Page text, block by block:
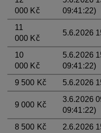
000 Kč
09:41:22)
11
000 Kč
5.6.2026
10
000 Kč
5.6.2026
09:41:22)
9 500 Kč
5.6.2026
9 000 Kč
3.6.2026
09:41:22)
8 500 Kč
2.6.2026